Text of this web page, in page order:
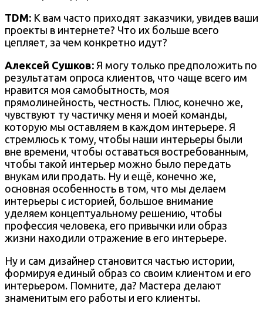
TDM: К вам часто приходят заказчики, увидев ваши
проекты в интернете? Что их больше всего
цепляет, за чем конкретно идут?
Алексей Сушков: Я могу только предположить по
результатам опроса клиентов, что чаще всего им
нравится моя самобытность, моя
прямолинейность, честность. Плюс, конечно же,
чувствуют ту частичку меня и моей команды,
которую мы оставляем в каждом интерьере. Я
стремлюсь к тому, чтобы наши интерьеры были
вне времени, чтобы оставаться востребованным,
чтобы такой интерьер можно было передать
внукам или продать. Ну и ещё, конечно же,
основная особенность в том, что мы делаем
интерьеры с историей, большое внимание
уделяем концептуальному решению, чтобы
профессия человека, его привычки или образ
жизни находили отражение в его интерьере.
Ну и сам дизайнер становится частью истории,
формируя единый образ со своим клиентом и его
интерьером. Помните, да? Мастера делают
знаменитым его работы и его клиенты.